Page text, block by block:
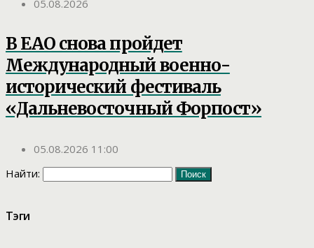
05.08.2026
В ЕАО снова пройдет
Международный военно-
исторический фестиваль
«Дальневосточный Форпост»
05.08.2026 11:00
Найти:
Тэги